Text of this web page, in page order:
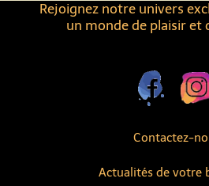
Contactez-
Actualités de votre
Rejoignez notre univers
un monde de plaisir et